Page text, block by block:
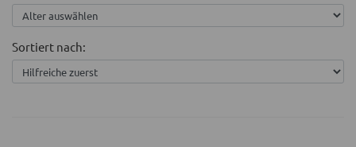
Sortiert nach: